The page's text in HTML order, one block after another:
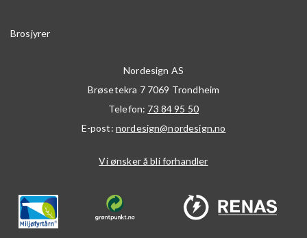
Brosjyrer
Nordesign AS
Brøsetekra 7 7069 Trondheim
Telefon: 73 84 95 50
E-post: nordesign@nordesign.no
Vi ønsker å bli forhandler